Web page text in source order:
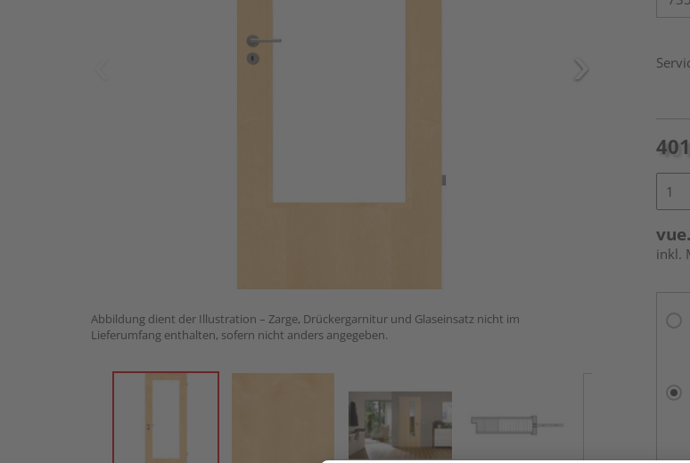
Abbildung dient der Illustration – Zarge, Drückergarnitur und Glaseinsatz nicht im
Lieferumfang enthalten, sofern nicht anders angegeben.
inkl.